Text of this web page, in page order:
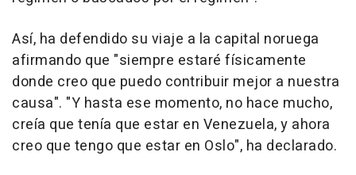
Así, ha defendido su viaje a la capital noruega
afirmando que "siempre estaré físicamente
donde creo que puedo contribuir mejor a nuestra
causa". "Y hasta ese momento, no hace mucho,
creía que tenía que estar en Venezuela, y ahora
creo que tengo que estar en Oslo", ha declarado.